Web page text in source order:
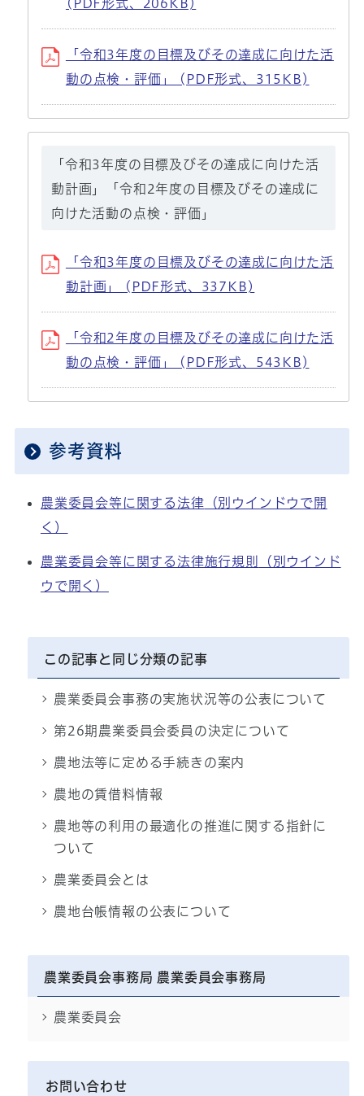
(PDF形式、206KB)
「令和3年度の目標及びその達成に向けた活
動の点検・評価」 (PDF形式、315KB)
「令和3年度の目標及びその達成に向けた活
動計画」「令和2年度の目標及びその達成に
向けた活動の点検・評価」
「令和3年度の目標及びその達成に向けた活
動計画」 (PDF形式、337KB)
「令和2年度の目標及びその達成に向けた活
動の点検・評価」 (PDF形式、543KB)
参考資料
農業委員会等に関する法律 （別ウインドウで開
く）
農業委員会等に関する法律施行規則
（別ウインド
ウで開く）
この記事と同じ分類の記事
農業委員会事務の実施状況等の公表について
第26期農業委員会委員の決定について
農地法等に定める手続きの案内
農地の賃借料情報
農地等の利用の最適化の推進に関する指針に
ついて
農業委員会とは
農地台帳情報の公表について
農業委員会事務局 農業委員会事務局
農業委員会
お問い合わせ